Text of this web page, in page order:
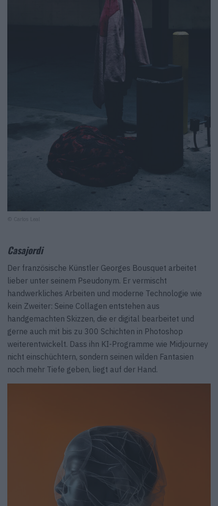
© Carlos Leal
Casajordi
Der französische Künstler Georges Bousquet arbeitet
lieber unter seinem Pseudonym. Er vermischt
handwerkliches Arbeiten und moderne Technologie wie
kein Zweiter: Seine Collagen entstehen aus
handgemachten Skizzen, die er digital bearbeitet und
gerne auch mit bis zu 300 Schichten in Photoshop
weiterentwickelt. Dass ihn KI-Programme wie Midjourney
nicht einschüchtern, sondern seinen wilden Fantasien
noch mehr Tiefe geben, liegt auf der Hand.